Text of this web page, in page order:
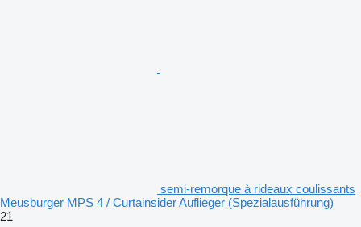
semi-remorque à rideaux coulissants
Meusburger MPS 4 / Curtainsider Auflieger (Spezialausführung)
21